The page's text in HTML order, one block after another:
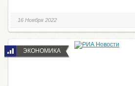
16 Ноября 2022
ЭКОНОМИКА